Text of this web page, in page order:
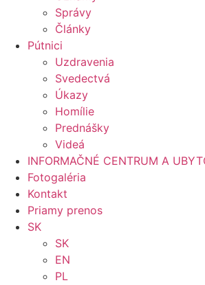
Správy
Články
Pútnici
Uzdravenia
Svedectvá
Úkazy
Homílie
Prednášky
Videá
INFORMAČNÉ CENTRUM A
Fotogaléria
Kontakt
Priamy prenos
SK
SK
EN
PL